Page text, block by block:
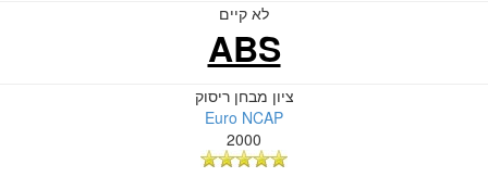
לא קיים
ABS
ציון מבחן ריסוק
Euro NCAP
2000